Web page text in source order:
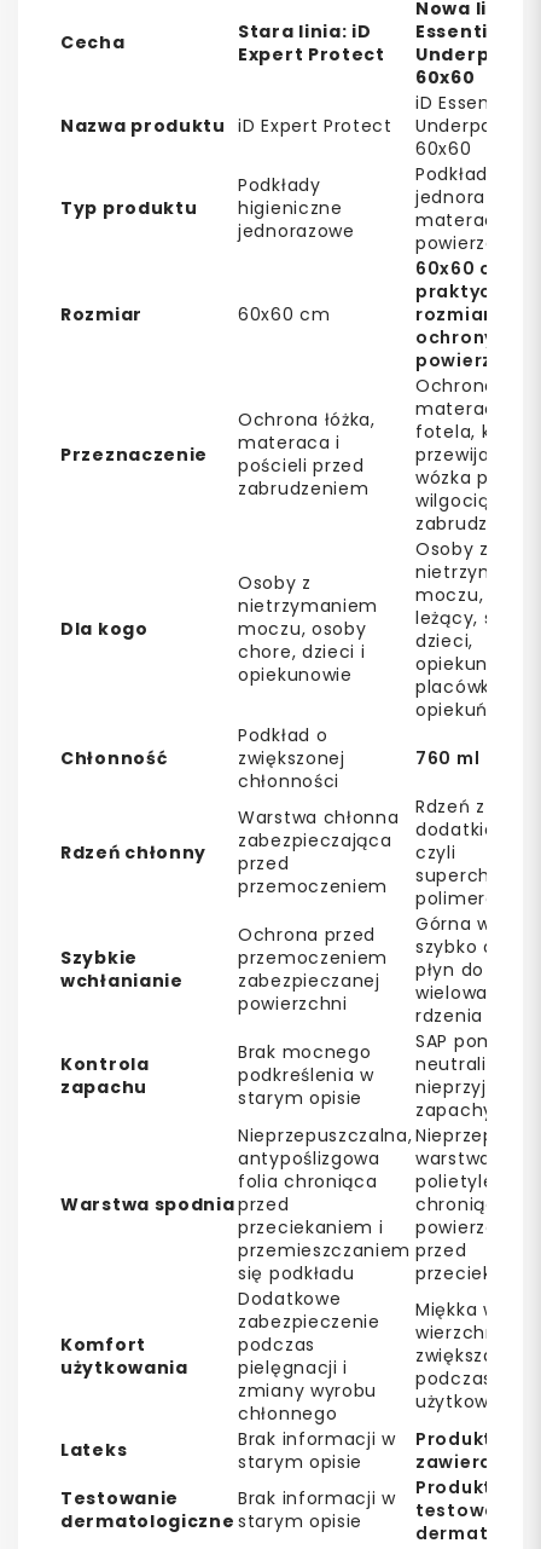
Cecha
Stara linia: iD
Expert Protect
Nowa linia:
Essential
Underpads
60x60
Nazwa produktu iD Expert Protect
iD Essential
Underpads
60x60
Typ produktu
Podkłady
higieniczne
jednorazowe
Podkłady
jednorazowe
materac i
powierzchnie
Rozmiar 60x60 cm
60x60 cm –
praktyczny
rozmiar do
ochrony
powierzchni
Przeznaczenie
Ochrona łóżka,
materaca i
pościeli przed
zabrudzeniem
Ochrona
materaca,
fotela,
przewijaka
wózka przed
wilgocią i
Dla kogo
Osoby z
nietrzymaniem
moczu, osoby
chore, dzieci i
opiekunowie
Osoby z
moczu,
leżący,
dzieci,
opiekunowie
placówki
opiekuńcze
Chłonność
Podkład o
zwiększonej
chłonności
760 ml
Rdzeń chłonny
Warstwa chłonna
zabezpieczająca
przed
przemoczeniem
Rdzeń z
dodatkiem
czyli
polimerów
Szybkie
wchłanianie
Ochrona przed
przemoczeniem
zabezpieczanej
powierzchni
Górna
szybko
płyn do
rdzenia
Kontrola
zapachu
Brak mocnego
podkreślenia w
starym opisie
SAP pomaga
nieprzyjemne
zapachy
Warstwa spodnia
Nieprzepuszczalna,
antypoślizgowa
folia chroniąca
przed
przeciekaniem i
przemieszczaniem
się podkładu
warstwa z
polietylenu
chroniąca
powierzchnię
przed
Komfort
użytkowania
Dodatkowe
zabezpieczenie
podczas
pielęgnacji i
zmiany wyrobu
chłonnego
Miękka
wierzchnia
zwiększa
podczas
użytkowania
Lateks
Brak informacji w
starym opisie
Produkt nie
zawiera
Testowanie
dermatologiczne
Brak informacji w
starym opisie
Produkt
testowany